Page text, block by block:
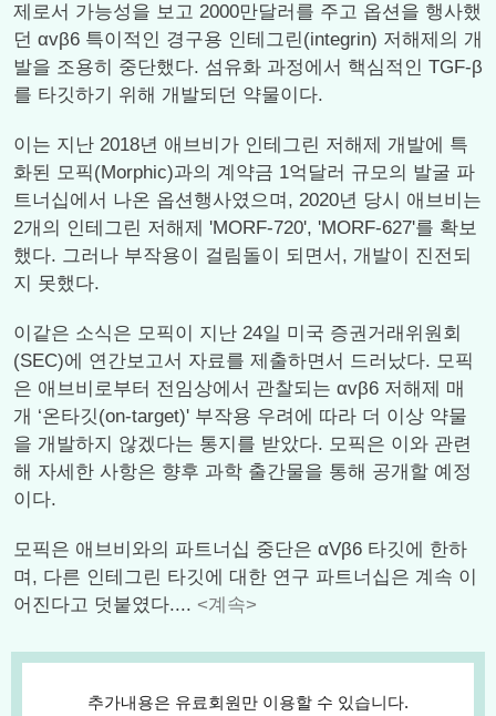
제로서 가능성을 보고 2000만달러를 주고 옵션을 행사했
던 αvβ6 특이적인 경구용 인테그린(integrin) 저해제의 개
발을 조용히 중단했다. 섬유화 과정에서 핵심적인 TGF-β
를 타깃하기 위해 개발되던 약물이다.
이는 지난 2018년 애브비가 인테그린 저해제 개발에 특
화된 모픽(Morphic)과의 계약금 1억달러 규모의 발굴 파
트너십에서 나온 옵션행사였으며, 2020년 당시 애브비는
2개의 인테그린 저해제 'MORF-720', 'MORF-627'를 확보
했다. 그러나 부작용이 걸림돌이 되면서, 개발이 진전되
지 못했다.
이같은 소식은 모픽이 지난 24일 미국 증권거래위원회
(SEC)에 연간보고서 자료를 제출하면서 드러났다. 모픽
은 애브비로부터 전임상에서 관찰되는 αvβ6 저해제 매
개 ‘온타깃(on-target)' 부작용 우려에 따라 더 이상 약물
을 개발하지 않겠다는 통지를 받았다. 모픽은 이와 관련
해 자세한 사항은 향후 과학 출간물을 통해 공개할 예정
이다.
모픽은 애브비와의 파트너십 중단은 αVβ6 타깃에 한하
며, 다른 인테그린 타깃에 대한 연구 파트너십은 계속 이
어진다고 덧붙였다.... <계속>
추가내용은 유료회원만 이용할 수 있습니다.